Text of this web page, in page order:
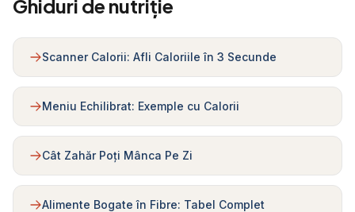
Ghiduri de nutriție
Scanner Calorii: Afli Caloriile în 3 Secunde
Meniu Echilibrat: Exemple cu Calorii
Cât Zahăr Poți Mânca Pe Zi
Alimente Bogate în Fibre: Tabel Complet